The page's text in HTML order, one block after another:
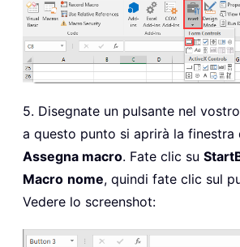
5. Disegnate un pulsante nel
a questo punto si aprirà la finestra
Assegna macro. Fate clic su
Macro nome, quindi fate clic sul
Vedere lo screenshot: